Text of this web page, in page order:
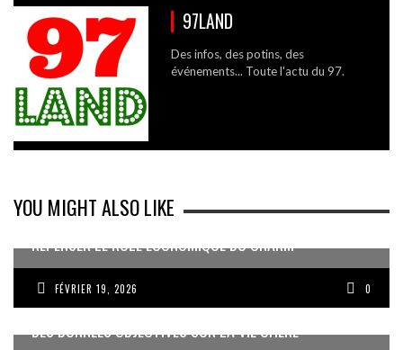
97LAND
Des infos, des potins, des
événements... Toute l'actu du 97.
YOU MIGHT ALSO LIKE
REPENSER LE RÔLE ÉCONOMIQUE DU CNARM
FÉVRIER 19, 2026 0
DES DONNÉES OBJECTIVES SUR LA VIE CHÈRE